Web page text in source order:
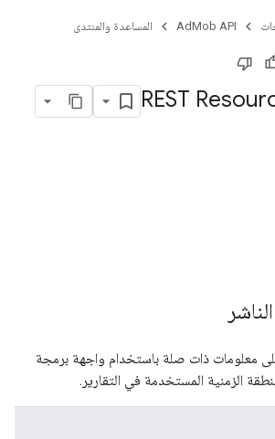
AdMob API المساعدة والمنتدى
REST
معلومات ذات صلة باستخدام واجهة برمجة
الزمنية المستخدمة في التقارير.